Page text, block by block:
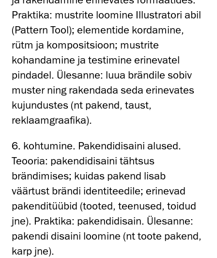
Praktika: mustrite loomine Illustratori abil
(Pattern Tool); elementide kordamine,
rütm ja kompositsioon; mustrite
kohandamine ja testimine erinevatel
pindadel. Ülesanne: luua brändile sobiv
muster ning rakendada seda erinevates
kujundustes (nt pakend, taust,
reklaamgraafika).
6. kohtumine. Pakendidisaini alused.
Teooria: pakendidisaini tähtsus
brändimises; kuidas pakend lisab
väärtust brändi identiteedile; erinevad
pakenditüübid (tooted, teenused, toidud
jne). Praktika: pakendidisain. Ülesanne:
pakendi disaini loomine (nt toote pakend,
karp jne).